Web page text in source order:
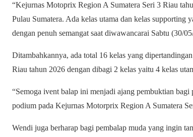
“Kejurnas Motoprix Region A Sumatera Seri 3 Riau
Pulau Sumatera. Ada kelas utama dan kelas supporting
dengan penuh semangat saat diwawancarai Sabtu (30/
Ditambahkannya, ada total 16 kelas yang
Riau tahun 2026 dengan dibagi 2 kelas yaitu 4 kelas
“Semoga ivent balap ini menjadi ajang pembuktian
podium pada Kejurnas Motorprix Region A Sumatera
Wendi juga berharap bagi pembalap muda yang ingin